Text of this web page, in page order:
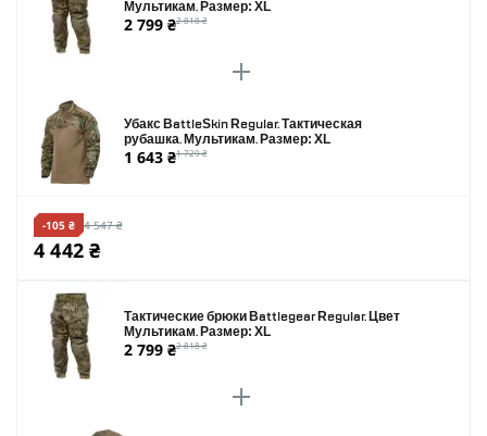
Мультикам. Размер: XL
2 799 ₴2 818 ₴
Убакс BattleSkin Regular. Тактическая
рубашка. Мультикам. Размер: XL
1 643 ₴1 729 ₴
-105 ₴ 4 547 ₴
4 442 ₴
Тактические брюки Battlegear Regular. Цвет
Мультикам. Размер: XL
2 799 ₴2 818 ₴